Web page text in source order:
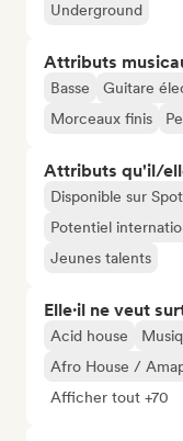
Underground
Attributs
Basse Guitare
Morceaux finis
Attributs qu'il/
Disponible sur
Potentiel
Jeunes talents
Elle·il ne veut
Acid house
Afro House /
Afficher tout +70